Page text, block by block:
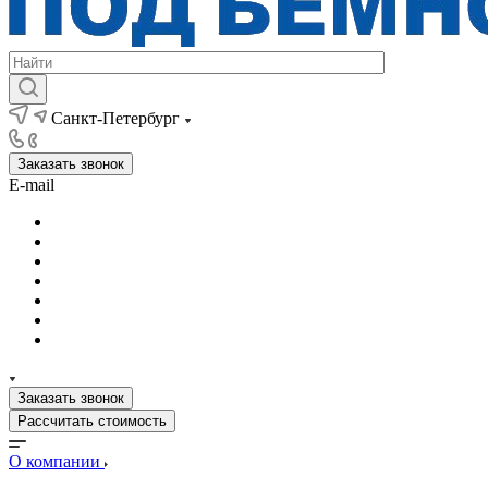
Санкт-Петербург
Заказать звонок
E-mail
Заказать звонок
Рассчитать стоимость
О компании